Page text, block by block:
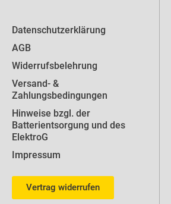
Datenschutzerklärung
AGB
Widerrufsbelehrung
Versand- &
Zahlungsbedingungen
Hinweise bzgl. der
Batterientsorgung und des
ElektroG
Impressum
Vertrag widerrufen